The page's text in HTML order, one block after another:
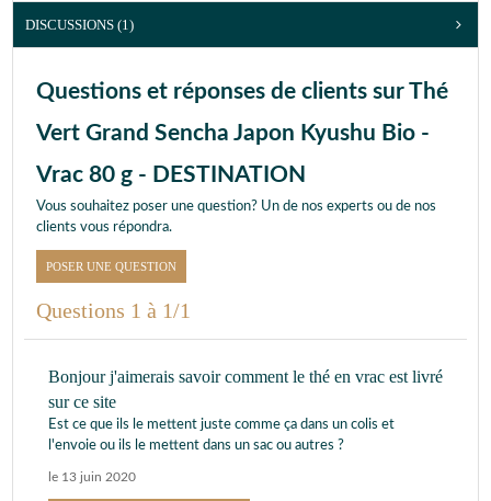
DISCUSSIONS (1)
Questions et réponses de clients sur Thé
Vert Grand Sencha Japon Kyushu Bio -
Vrac 80 g - DESTINATION
Vous souhaitez poser une question? Un de nos experts ou de nos
clients vous répondra.
POSER UNE QUESTION
Questions 1 à 1/1
Bonjour j'aimerais savoir comment le thé en vrac est livré
sur ce site
Est ce que ils le mettent juste comme ça dans un colis et
l'envoie ou ils le mettent dans un sac ou autres ?
le 13 juin 2020